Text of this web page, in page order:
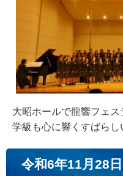
大昭ホールで龍響フェ
学級も心に響くすばらし
令和6年11月28日